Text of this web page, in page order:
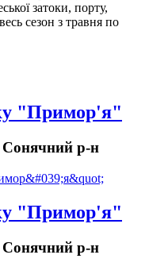
затоки, порту,
сезон з травня по
"Примор'я"
Сонячний р-н
"Примор'я"
Сонячний р-н